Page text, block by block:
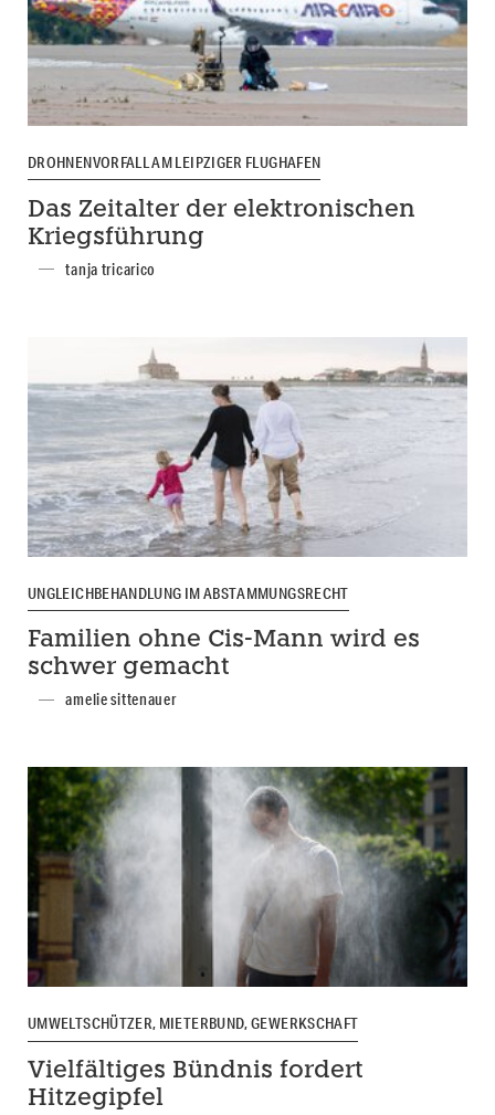
DROHNENVORFALL AM LEIPZIGER FLUGHAFEN
Das Zeitalter der elektronischen
Kriegsführung
tanja tricarico
UNGLEICHBEHANDLUNG IM ABSTAMMUNGSRECHT
Familien ohne Cis-Mann wird es
schwer gemacht
amelie sittenauer
UMWELTSCHÜTZER, MIETERBUND, GEWERKSCHAFT
Vielfältiges Bündnis fordert
Hitzegipfel